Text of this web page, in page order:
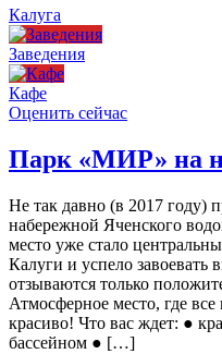
Калуга
Заведения
Кафе
Оценить сейчас
Парк «МИР» на
Не так давно (в 2017 году)
набережной Яченского
место уже стало
Калуги и успело завоевать
отзываются только
Атмосферное место, где
красиво! Что вас ждет: ●
бассейном ● […]